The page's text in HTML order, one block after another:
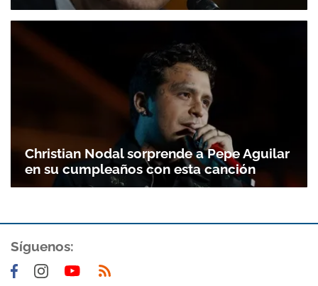
Christian Nodal sorprende a Pepe Aguilar
en su cumpleaños con esta canción
Síguenos: